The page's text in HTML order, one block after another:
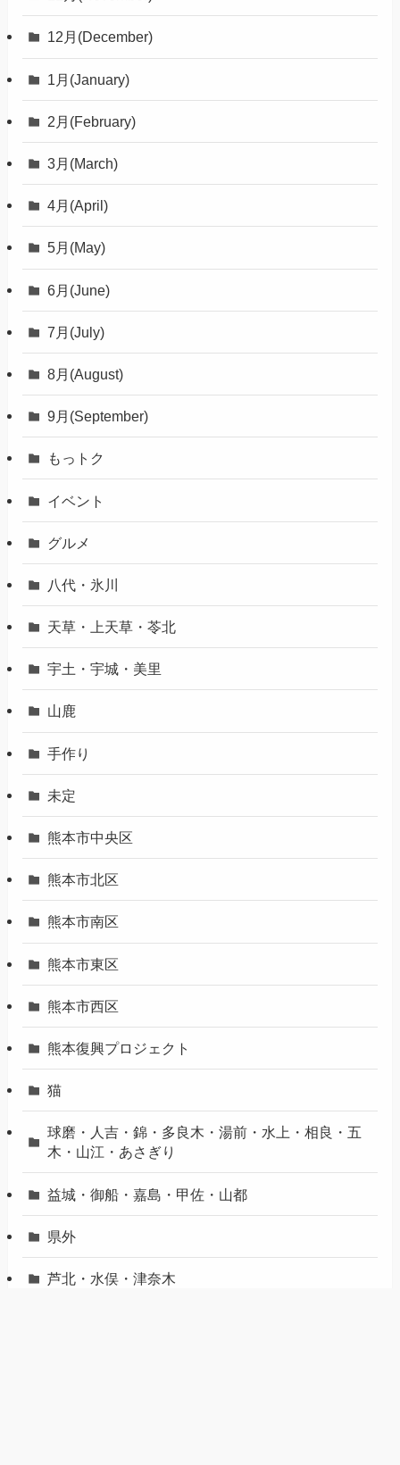
12月(December)
1月(January)
2月(February)
3月(March)
4月(April)
5月(May)
6月(June)
7月(July)
8月(August)
9月(September)
もっトク
イベント
グルメ
八代・氷川
天草・上天草・苓北
宇土・宇城・美里
山鹿
手作り
未定
熊本市中央区
熊本市北区
熊本市南区
熊本市東区
熊本市西区
熊本復興プロジェクト
猫
球磨・人吉・錦・多良木・湯前・水上・相良・五
木・山江・あさぎり
益城・御船・嘉島・甲佐・山都
県外
芦北・水俣・津奈木